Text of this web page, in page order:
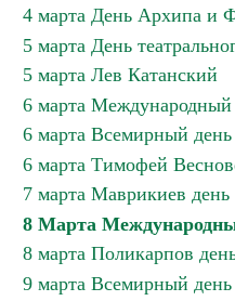
4 марта День Архипа и
5 марта День
5 марта Лев Катанский
6 марта Международный
6 марта Всемирный день
6 марта Тимофей
7 марта Маврикиев день
8 Марта
8 марта Поликарпов
9 марта Всемирный